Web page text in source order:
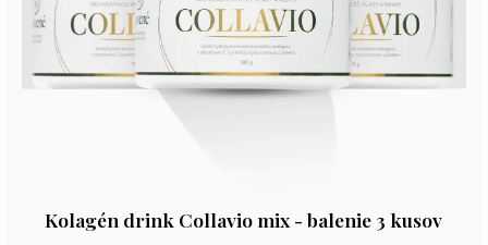
Kolagén drink Collavio mix - balenie 3 kusov